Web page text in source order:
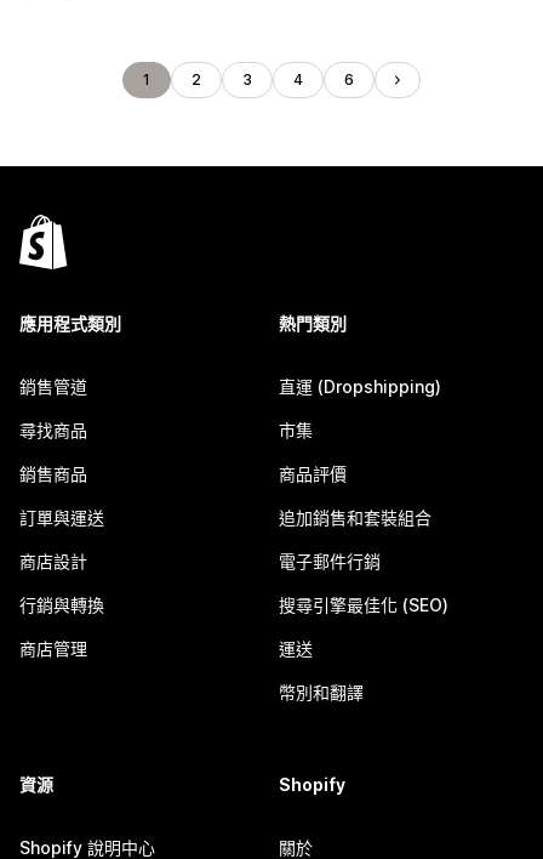
1 2 3 4 6
應用程式類別
銷售管道
尋找商品
銷售商品
訂單與運送
商店設計
行銷與轉換
商店管理
熱門類別
直運 (Dropshipping)
市集
商品評價
追加銷售和套裝組合
電子郵件行銷
搜尋引擎最佳化 (SEO)
運送
幣別和翻譯
資源
Shopify 說明中心
Shopify
關於